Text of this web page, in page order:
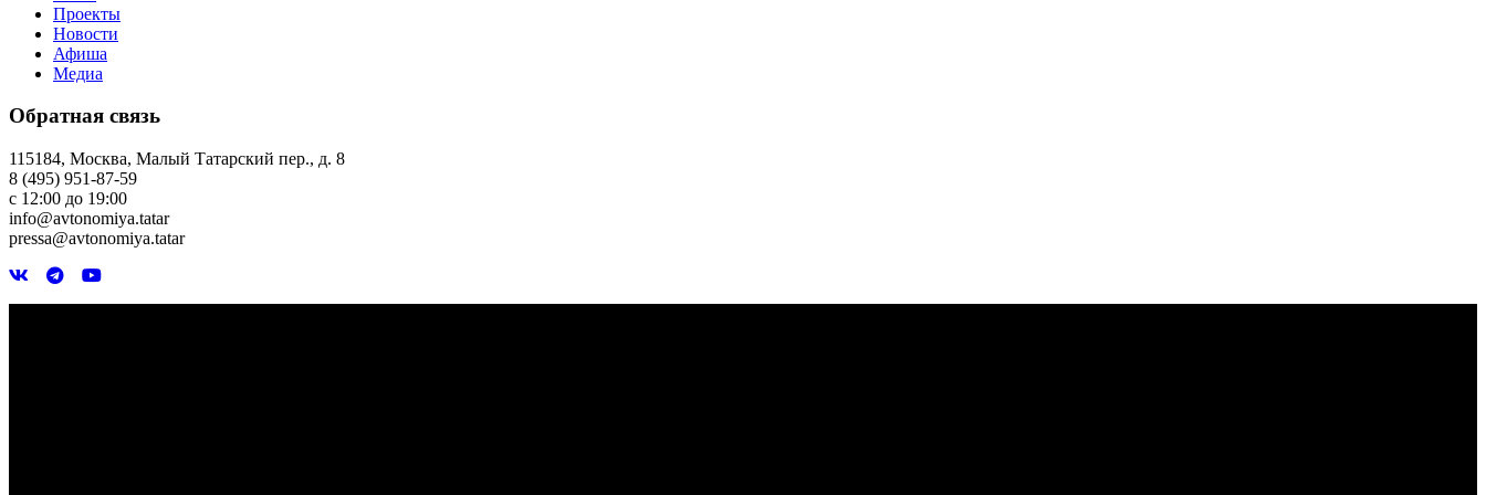
Проекты
Новости
Афиша
Медиа
Обратная связь
115184, Москва, Малый Татарский пер., д. 8
8 (495) 951-87-59
с 12:00 до 19:00
info@avtonomiya.tatar
pressa@avtonomiya.tatar